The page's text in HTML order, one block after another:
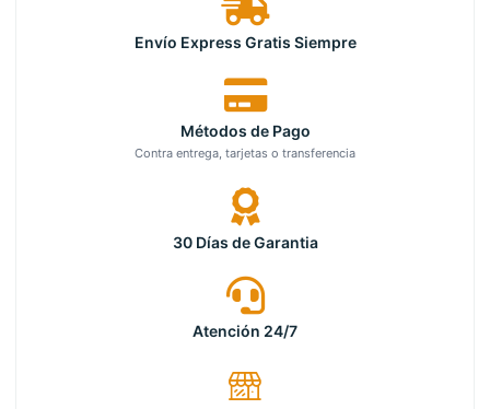
Envío Express Gratis Siempre
Métodos de Pago
Contra entrega, tarjetas o transferencia
30 Días de Garantia
Atención 24/7